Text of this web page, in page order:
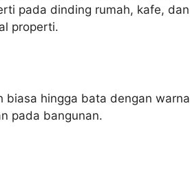
pada dinding rumah, kafe,
properti.
hingga bata dengan
pada bangunan.